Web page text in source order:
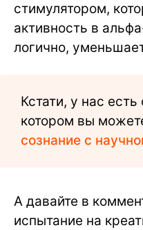
стимулятором,
активность в
логично,
Кстати, у нас
котором вы
сознание с
А давайте в
испытание на